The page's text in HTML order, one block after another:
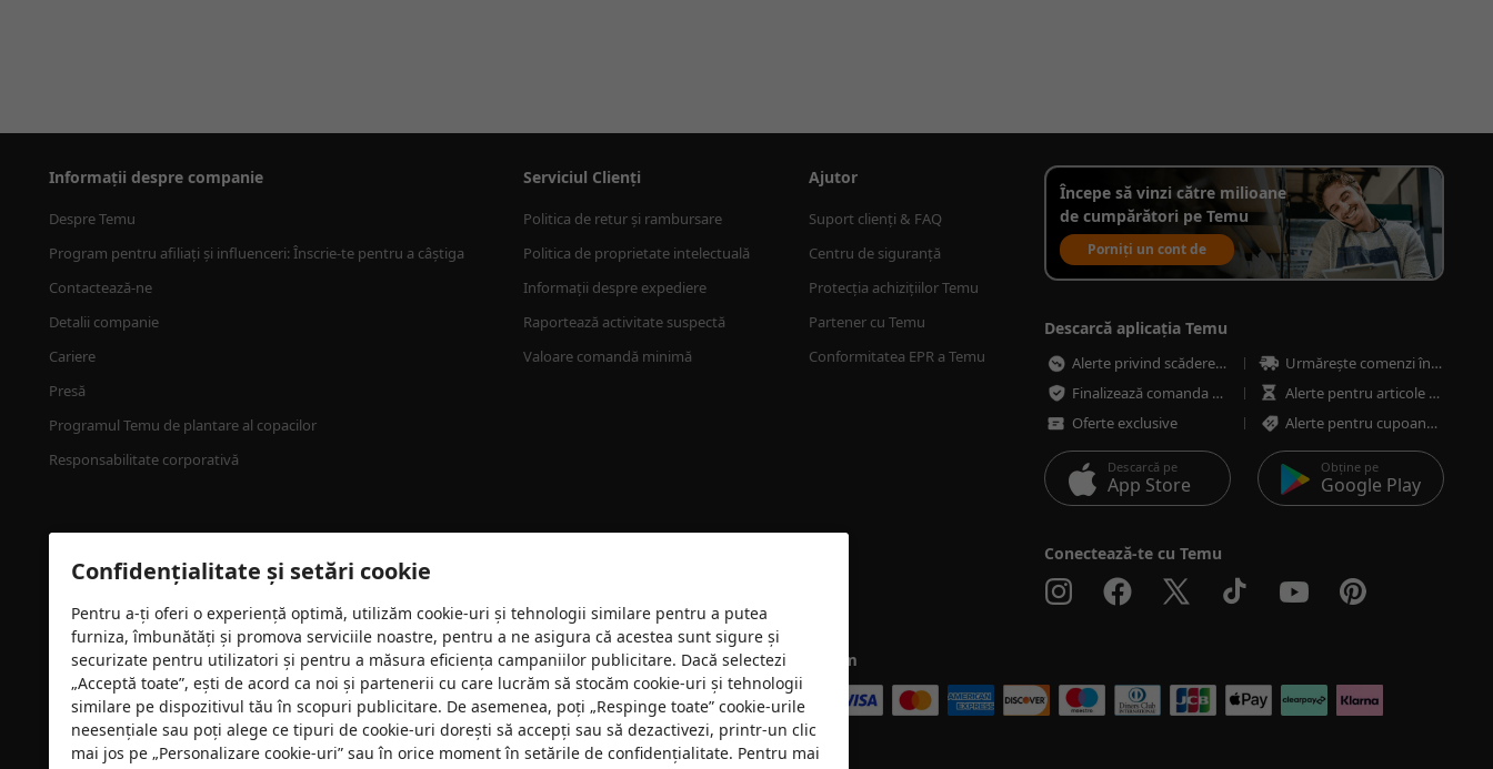
Informații despre companie
Despre Temu
Program pentru afiliați și influenceri: Înscrie-te pentru a câștiga
Contactează-ne
Detalii companie
Cariere
Presă
Programul Temu de plantare al copacilor
Responsabilitate corporativă
Serviciul Clienți
Politica de retur și rambursare
Politica de proprietate intelectuală
Informații despre expediere
Raportează activitate suspectă
Valoare comandă minimă
Ajutor
Suport clienți & FAQ
Centru de siguranță
Protecția achizițiilor Temu
Partener cu Temu
Conformitatea EPR a Temu
Începe să vinzi către milioane
de cumpărători pe Temu
Porniți un cont de
vânzare
Descarcă aplicația Temu
Alerte privind scăderea prețurilor
Urmărește comenzi în orice moment
Finalizează comanda mai rapid și mai sigur
Alerte pentru articole cu stoc redus
Oferte exclusive
Alerte pentru cupoane și oferte
Descarcă pe
App Store
Obține pe
Google Play
Conectează-te cu Temu
Certificare de securitate Acceptăm
Confidențialitate și setări cookie
Pentru a-ți oferi o experiență optimă, utilizăm cookie-uri și tehnologii similare pentru a putea
furniza, îmbunătăți și promova serviciile noastre, pentru a ne asigura că acestea sunt sigure și
securizate pentru utilizatori și pentru a măsura eficiența campaniilor publicitare. Dacă selectezi
„Acceptă toate”, ești de acord ca noi și partenerii cu care lucrăm să stocăm cookie-uri și tehnologii
similare pe dispozitivul tău în scopuri publicitare. De asemenea, poți „Respinge toate” cookie-urile
neesențiale sau poți alege ce tipuri de cookie-uri dorești să accepți sau să dezactivezi, printr-un clic
mai jos pe „Personalizare cookie-uri” sau în orice moment în setările de confidențialitate. Pentru mai